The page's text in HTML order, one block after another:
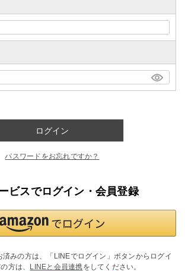
ログイン
パスワードをお忘れですか？
ビスでログイン・会員登録
みの方は、「LINEでログイン」ボタンからログイ
方は、 LINEと会員連携をしてください。